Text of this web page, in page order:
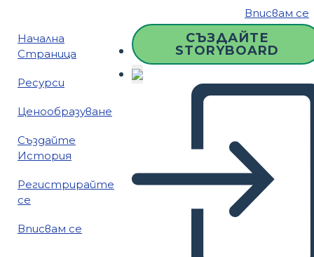
Вписвам се
Начална
Страница
Ресурси
Ценообразуване
Създайте
История
Регистрирайте
се
Вписвам се
СЪЗДАЙТЕ
STORYBOARD